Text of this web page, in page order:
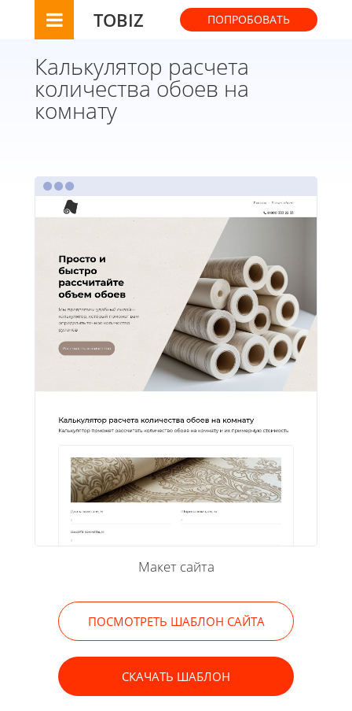
TOBIZ ПОПРОБОВАТЬ
Калькулятор расчета
количества обоев на
комнату
Макет сайта
ПОСМОТРЕТЬ ШАБЛОН САЙТА
СКАЧАТЬ ШАБЛОН